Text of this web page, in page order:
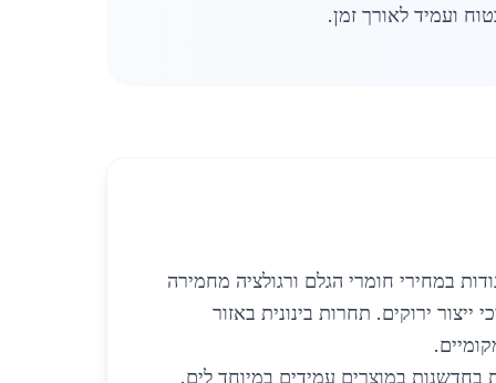
ועמיד לאורך זמן.
במחירי חומרי הגלם ורגולציה מחמירה
ובתהליכי ייצור ירוקים. תחרות בינונית באזור
בחדשנות במוצרים עמידים במיוחד לים.